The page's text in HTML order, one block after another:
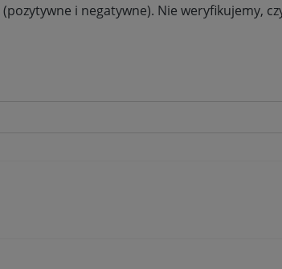
i negatywne). Nie weryfikujemy,